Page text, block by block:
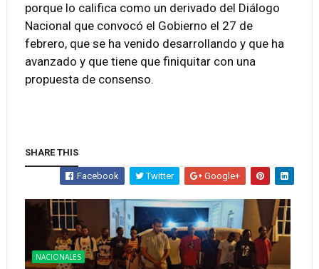
porque lo califica como un derivado del Diálogo
Nacional que convocó el Gobierno el 27 de
febrero, que se ha venido desarrollando y que ha
avanzado y que tiene que finiquitar con una
propuesta de consenso.
SHARE THIS
Facebook Twitter Google+
NACIONALES